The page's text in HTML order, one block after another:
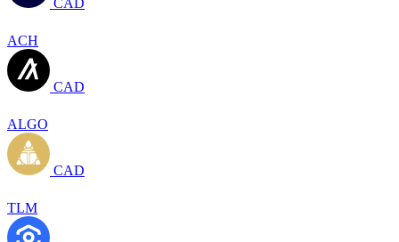
ACH
CAD
ALGO
CAD
TLM